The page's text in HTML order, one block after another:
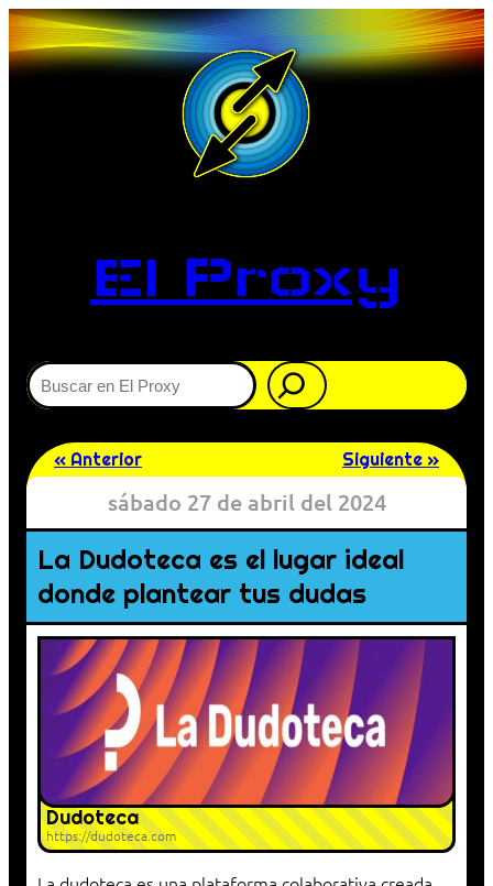
El Proxy
Buscar
« Anterior Siguiente »
sábado 27 de abril del 2024
La Dudoteca es el lugar ideal
donde plantear tus dudas
Dudoteca
https://dudoteca.com